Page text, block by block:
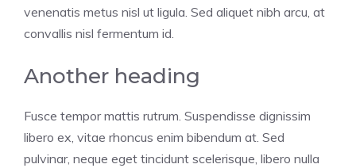
venenatis metus nisl ut ligula. Sed aliquet nibh arcu, at
convallis nisl fermentum id.
Another heading
Fusce tempor mattis rutrum. Suspendisse dignissim
libero ex, vitae rhoncus enim bibendum at. Sed
pulvinar, neque eget tincidunt scelerisque, libero nulla